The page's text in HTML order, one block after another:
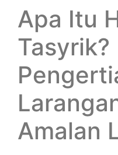
Apa Itu
Tasyrik?
Amalan